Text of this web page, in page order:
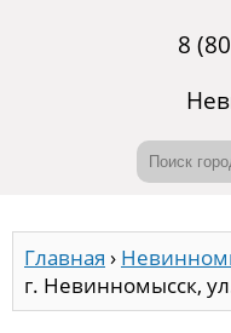
8
Главная ›
г. Невинномысск,